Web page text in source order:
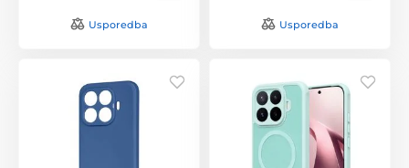
Usporedba Usporedba